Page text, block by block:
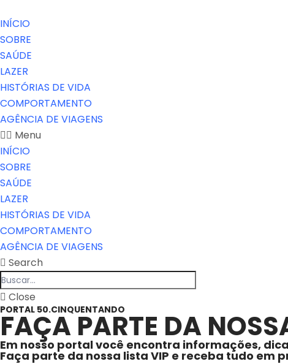
INÍCIO
SOBRE
SAÚDE
LAZER
HISTÓRIAS DE VIDA
COMPORTAMENTO
AGÊNCIA DE VIAGENS
Menu
INÍCIO
SOBRE
SAÚDE
LAZER
HISTÓRIAS DE VIDA
COMPORTAMENTO
AGÊNCIA DE VIAGENS
Search
Close
PORTAL 50.CINQUENTANDO
FAÇA PARTE DA
Em nosso portal você encontra informações,
Faça parte da nossa lista VIP e receba tudo em